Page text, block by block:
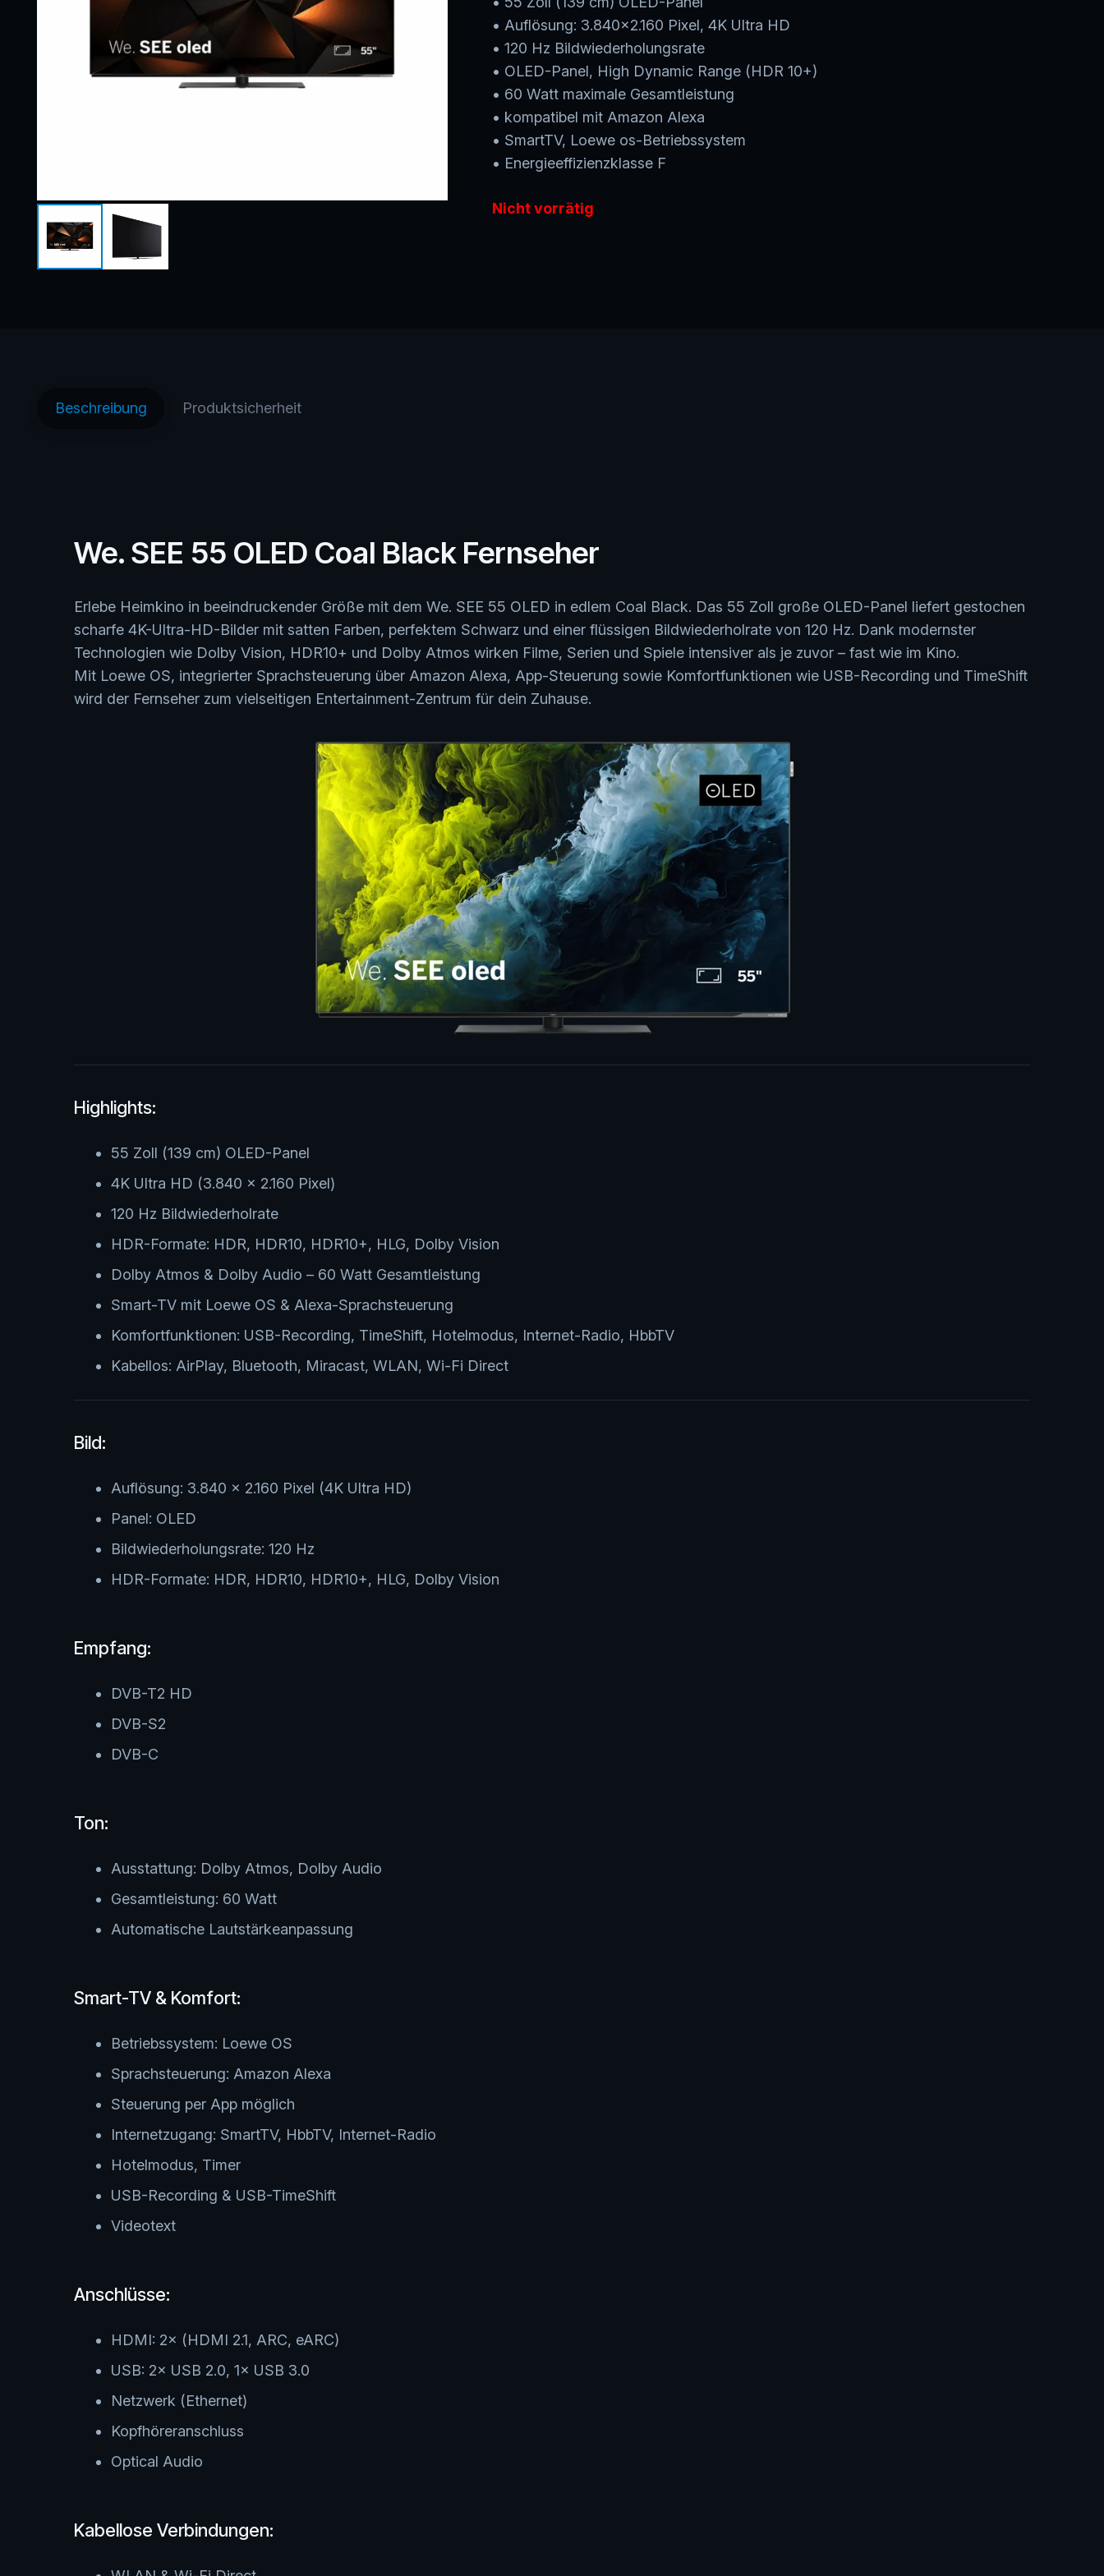
• Auflösung: 3.840×2.160 Pixel, 4K Ultra HD
• 120 Hz Bildwiederholungsrate
• OLED-Panel, High Dynamic Range (HDR 10+)
• 60 Watt maximale Gesamtleistung
• kompatibel mit Amazon Alexa
• SmartTV, Loewe os-Betriebssystem
• Energieeffizienzklasse F
Nicht vorrätig
Beschreibung Produktsicherheit
We. SEE 55 OLED Coal Black Fernseher
Erlebe Heimkino in beeindruckender Größe mit dem We. SEE 55 OLED in edlem Coal Black. Das 55 Zoll große OLED-Panel liefert gestochen
scharfe 4K-Ultra-HD-Bilder mit satten Farben, perfektem Schwarz und einer flüssigen Bildwiederholrate von 120 Hz. Dank modernster
Technologien wie Dolby Vision, HDR10+ und Dolby Atmos wirken Filme, Serien und Spiele intensiver als je zuvor – fast wie im Kino.
Mit Loewe OS, integrierter Sprachsteuerung über Amazon Alexa, App-Steuerung sowie Komfortfunktionen wie USB-Recording und TimeShift
wird der Fernseher zum vielseitigen Entertainment-Zentrum für dein Zuhause.
Highlights:
55 Zoll (139 cm) OLED-Panel
4K Ultra HD (3.840 × 2.160 Pixel)
120 Hz Bildwiederholrate
HDR-Formate: HDR, HDR10, HDR10+, HLG, Dolby Vision
Dolby Atmos & Dolby Audio – 60 Watt Gesamtleistung
Smart-TV mit Loewe OS & Alexa-Sprachsteuerung
Komfortfunktionen: USB-Recording, TimeShift, Hotelmodus, Internet-Radio, HbbTV
Kabellos: AirPlay, Bluetooth, Miracast, WLAN, Wi-Fi Direct
Bild:
Auflösung: 3.840 × 2.160 Pixel (4K Ultra HD)
Panel: OLED
Bildwiederholungsrate: 120 Hz
HDR-Formate: HDR, HDR10, HDR10+, HLG, Dolby Vision
Empfang:
DVB-T2 HD
DVB-S2
DVB-C
Ton:
Ausstattung: Dolby Atmos, Dolby Audio
Gesamtleistung: 60 Watt
Automatische Lautstärkeanpassung
Smart-TV & Komfort:
Betriebssystem: Loewe OS
Sprachsteuerung: Amazon Alexa
Steuerung per App möglich
Internetzugang: SmartTV, HbbTV, Internet-Radio
Hotelmodus, Timer
USB-Recording & USB-TimeShift
Videotext
Anschlüsse:
HDMI: 2× (HDMI 2.1, ARC, eARC)
USB: 2× USB 2.0, 1× USB 3.0
Netzwerk (Ethernet)
Kopfhöreranschluss
Optical Audio
Kabellose Verbindungen: